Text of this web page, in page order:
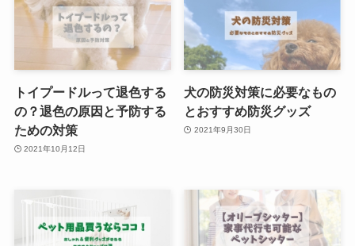
トイプードルって退色する
の？退色の原因と予防する
ための対策
2021年10月12日
犬の防災対策に必要なもの
とおすすめ防災グッズ
2021年9月30日